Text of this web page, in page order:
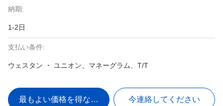
納期:
1-2日
支払い条件:
ウェスタン ・ ユニオン、マネーグラム、T/T
最もよい価格を得なさい 今連絡してください